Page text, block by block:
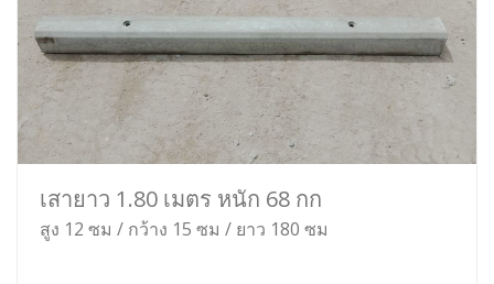
เสายาว 1.80 เมตร หนัก 68 กก
สูง 12 ซม / กว้าง 15 ซม / ยาว 180 ซม